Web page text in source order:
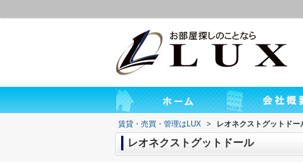
賃貸・売買・管理はLUX > レオネクストグットドー
レオネクストグットドール